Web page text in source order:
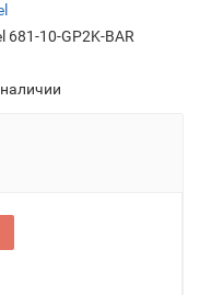
681-10-GP2K-BAR